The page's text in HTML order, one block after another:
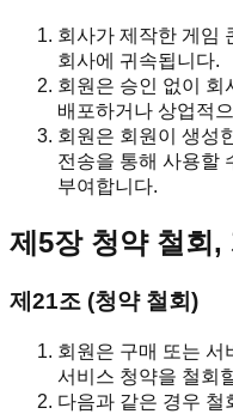
회사가 제작한 게임
회사에 귀속됩니다.
회원은 승인 없이 회
배포하거나 상업적
회원은 회원이 생성
전송을 통해 사용할
부여합니다.
제5장 청약 철회
제21조 (청약 철회)
회원은 구매 또는 서
서비스 청약을 철회
다음과 같은 경우 철